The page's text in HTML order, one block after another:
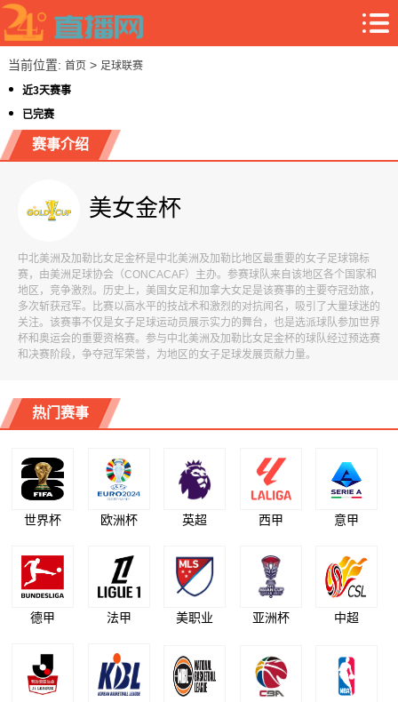
当前位置: 首页> 足球联赛
近3天赛事
已完赛
赛事介绍
美女金杯
中北美洲及加勒比女足金杯是中北美洲及加勒比地区最重要的女子足球锦标
赛，由美洲足球协会（CONCACAF）主办。参赛球队来自该地区各个国家和
地区，竞争激烈。历史上，美国女足和加拿大女足是该赛事的主要夺冠劲旅，
多次斩获冠军。比赛以高水平的技战术和激烈的对抗闻名，吸引了大量球迷的
关注。该赛事不仅是女子足球运动员展示实力的舞台，也是选派球队参加世界
杯和奥运会的重要资格赛。参与中北美洲及加勒比女足金杯的球队经过预选赛
和决赛阶段，争夺冠军荣誉，为地区的女子足球发展贡献力量。
热门赛事
世界杯 欧洲杯 英超 西甲 意甲
德甲 法甲 美职业 亚洲杯 中超